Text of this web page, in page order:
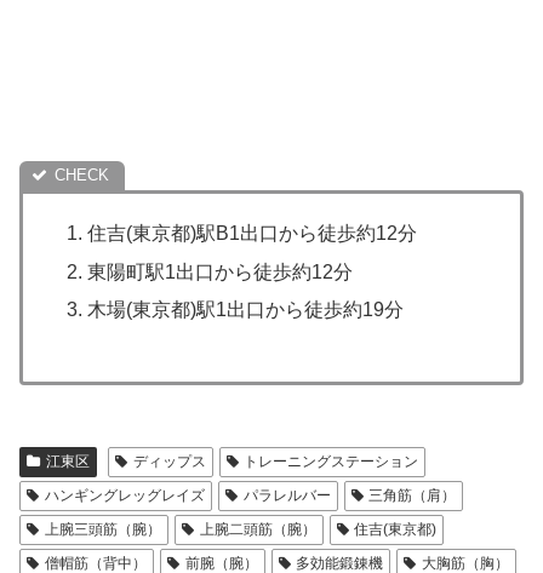
住吉(東京都)駅B1出口から徒歩約12分
東陽町駅1出口から徒歩約12分
木場(東京都)駅1出口から徒歩約19分
江東区 ディップス
トレーニングステーション
ハンギングレッグレイズ
パラレルバー
三角筋（肩）
上腕三頭筋（腕）
上腕二頭筋（腕）
住吉(東京都)
僧帽筋（背中）
前腕（腕） 多効能鍛錬機
大胸筋（胸）